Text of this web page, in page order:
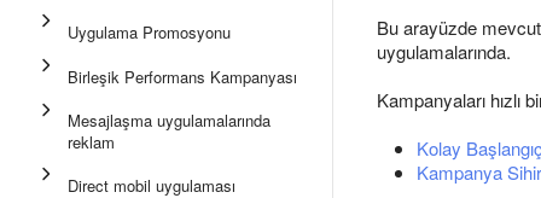
Ürün kampanyası
Kolay Başlangıç
Uygulama Promosyonu
Birleşik Performans Kampanyası
Mesajlaşma uygulamalarında
reklam
Direct mobil uygulaması
Bu arayüzde
uygulamalarında.
Kampanyaları
Kolay
Kampanya